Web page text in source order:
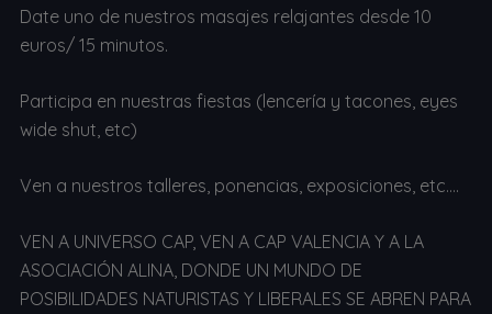
Date uno de nuestros masajes relajantes desde 10
euros/ 15 minutos.
Participa en nuestras fiestas (lencería y tacones, eyes
wide shut, etc)
Ven a nuestros talleres, ponencias, exposiciones, etc….
VEN A UNIVERSO CAP, VEN A CAP VALENCIA Y A LA
ASOCIACIÓN ALINA, DONDE UN MUNDO DE
POSIBILIDADES NATURISTAS Y LIBERALES SE ABREN PARA